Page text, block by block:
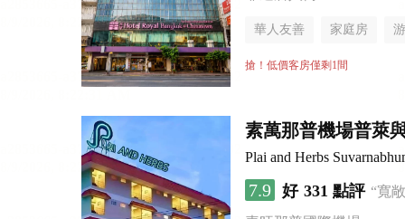
華人友善 家庭房
搶！低價客房僅剩1間
素萬那普機場普萊
Plai and Herbs
7.9 好 331 點評 “寬